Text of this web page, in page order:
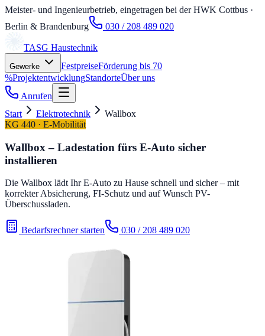
Meister- und Ingenieurbetrieb, eingetragen bei der HWK Cottbus ·
Berlin & Brandenburg
030 / 208 489 020
TASG Haustechnik
Gewerke FestpreiseFörderung bis 70
%ProjektentwicklungStandorteÜber uns
Anrufen
Start
Elektrotechnik
Wallbox
KG 440 · E-Mobilität
Wallbox – Ladestation fürs E-Auto sicher
installieren
Die Wallbox lädt Ihr E-Auto zu Hause schnell und sicher – mit
korrekter Absicherung, FI-Schutz und auf Wunsch PV-
Überschussladen.
Bedarfsrechner starten 030 / 208 489 020